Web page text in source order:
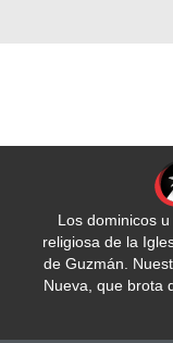
Los dominicos
religiosa de la
de Guzmán.
Nueva, que brota